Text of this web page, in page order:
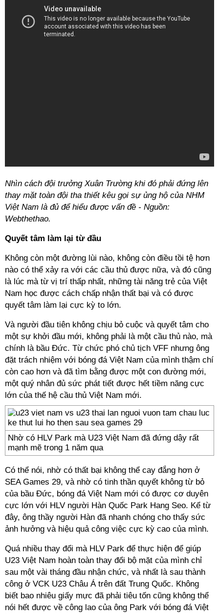
Nhìn cách đội trưởng Xuân Trường khi đó phải đứng lên
thay mặt toàn đội tha thiết kêu gọi sự ủng hộ của NHM
Việt Nam là đủ để hiểu được vấn đề - Nguồn:
Webthethao.
Quyết tâm làm lại từ đầu
Không còn một đường lùi nào, không còn điều tồi tệ hơn
nào có thể xảy ra với các cầu thủ được nữa, và đó cũng
là lúc mà từ vị trí thấp nhất, những tài năng trẻ của Việt
Nam học được cách chấp nhận thất bại và có được
quyết tâm làm lại cực kỳ to lớn.
Và người đầu tiên không chịu bỏ cuộc và quyết tâm cho
một sự khởi đầu mới, không phải là một cầu thủ nào, mà
chính là bầu Đức. Từ chức phó chủ tịch VFF nhưng ông
đặt trách nhiệm với bóng đá Việt Nam của mình thậm chí
còn cao hơn và đã tìm bằng được một con đường mới,
một quý nhân đủ sức phát tiết được hết tiềm năng cực
lớn của thế hệ cầu thủ Việt Nam mới.
Nhờ có HLV Park mà U23 Việt Nam đã đứng dậy rất
mạnh mẽ trong 1 năm qua
Có thể nói, nhờ có thất bại không thể cay đắng hơn ở
SEA Games 29, và nhờ có tinh thần quyết không từ bỏ
của bầu Đức, bóng đá Việt Nam mới có được cơ duyên
cực lớn với HLV người Hàn Quốc Park Hang Seo. Kể từ
đây, ông thầy người Hàn đã nhanh chóng cho thấy sức
ảnh hưởng và hiệu quả công việc cực kỳ cao của mình.
Quá nhiều thay đổi mà HLV Park để thực hiện để giúp
U23 Việt Nam hoàn toàn thay đổi bộ mặt của mình chỉ
sau một vài tháng đầu nhận chức, và nhất là sau thành
công ở VCK U23 Châu Á trên đất Trung Quốc. Không
biết bao nhiêu giấy mực đã phải tiêu tốn cũng không thể
nói hết được về công lao của ông Park với bóng đá Việt